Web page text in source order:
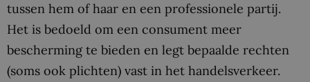
tussen hem of haar en een professionele partij.
Het is bedoeld om een consument meer
bescherming te bieden en legt bepaalde rechten
(soms ook plichten) vast in het handelsverkeer.